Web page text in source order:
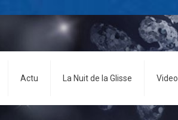
Actu La Nuit de la Glisse Video